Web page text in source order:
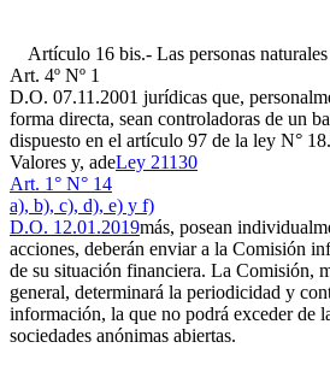
Artículo 16 bis.- Las personas
Art. 4º Nº 1
D.O. 07.11.2001 jurídicas que,
forma directa, sean controladoras de un
dispuesto en el artículo 97 de la ley N°
Valores y, adeLey 21130
Art. 1° N° 14
a), b), c), d), e) y f)
D.O. 12.01.2019más, posean
acciones, deberán enviar a la Comisión
de su situación financiera. La Comisión,
general, determinará la periodicidad y
información, la que no podrá exceder de
sociedades anónimas abiertas.